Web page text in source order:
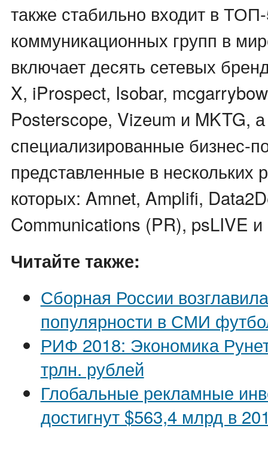
также стабильно входит в
коммуникационных групп в
включает десять сетевых
X, iProspect, Isobar,
Posterscope, Vizeum и MKTG,
специализированные бизнес-
представленные в нескольких
которых: Amnet, Amplifi,
Communications (PR), psLIVE и
Читайте также:
Сборная России
популярности в СМИ
РИФ 2018: Экономика
трлн. рублей
Глобальные рекламные
достигнут $563,4 млрд в